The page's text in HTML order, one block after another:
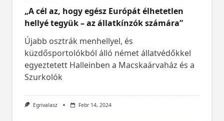
„A cél az, hogy egész Európát élhetetlen
hellyé tegyük – az állatkínzók számára”
Újabb osztrák menhellyel, és
küzdősportolókból álló német állatvédőkkel
egyeztetett Halleinben a Macskaárvaház és a
Szurkolók
Egrivalasz Febr 14, 2024